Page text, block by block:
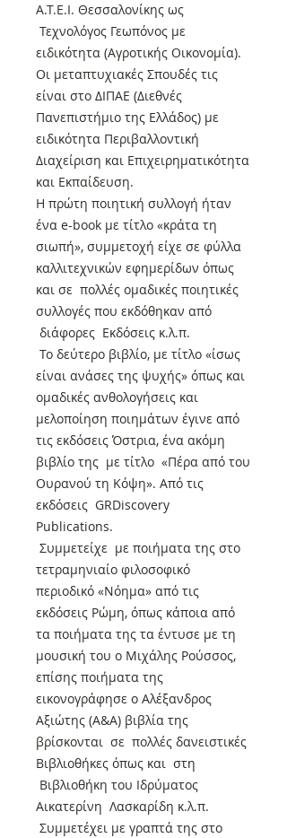
Α.Τ.Ε.Ι. Θεσσαλονίκης ως
Τεχνολόγος Γεωπόνος με
ειδικότητα (Αγροτικής Οικονομία).
Οι μεταπτυχιακές Σπουδές τις
είναι στο ΔΙΠΑΕ (Διεθνές
Πανεπιστήμιο της Ελλάδος) με
ειδικότητα Περιβαλλοντική
Διαχείριση και Επιχειρηματικότητα
και Εκπαίδευση.
Η πρώτη ποιητική συλλογή ήταν
ένα e-book με τίτλο «κράτα τη
σιωπή», συμμετοχή είχε σε φύλλα
καλλιτεχνικών εφημερίδων όπως
και σε πολλές ομαδικές ποιητικές
συλλογές που εκδόθηκαν από
διάφορες Εκδόσεις κ.λ.π.
Το δεύτερο βιβλίο, με τίτλο «ίσως
είναι ανάσες της ψυχής» όπως και
ομαδικές ανθολογήσεις και
μελοποίηση ποιημάτων έγινε από
τις εκδόσεις Όστρια, ένα ακόμη
βιβλίο της με τίτλο «Πέρα από του
Ουρανού τη Κόψη». Από τις
εκδόσεις GRDiscovery
Publications.
Συμμετείχε με ποιήματα της στο
τετραμηνιαίο φιλοσοφικό
περιοδικό «Νόημα» από τις
εκδόσεις Ρώμη, όπως κάποια από
τα ποιήματα της τα έντυσε με τη
μουσική του ο Μιχάλης Ρούσσος,
επίσης ποιήματα της
εικονογράφησε ο Αλέξανδρος
Αξιώτης (Α&Α) βιβλία της
βρίσκονται σε πολλές δανειστικές
Βιβλιοθήκες όπως και στη
Βιβλιοθήκη του Ιδρύματος
Αικατερίνη Λασκαρίδη κ.λ.π.
Συμμετέχει με γραπτά της στο